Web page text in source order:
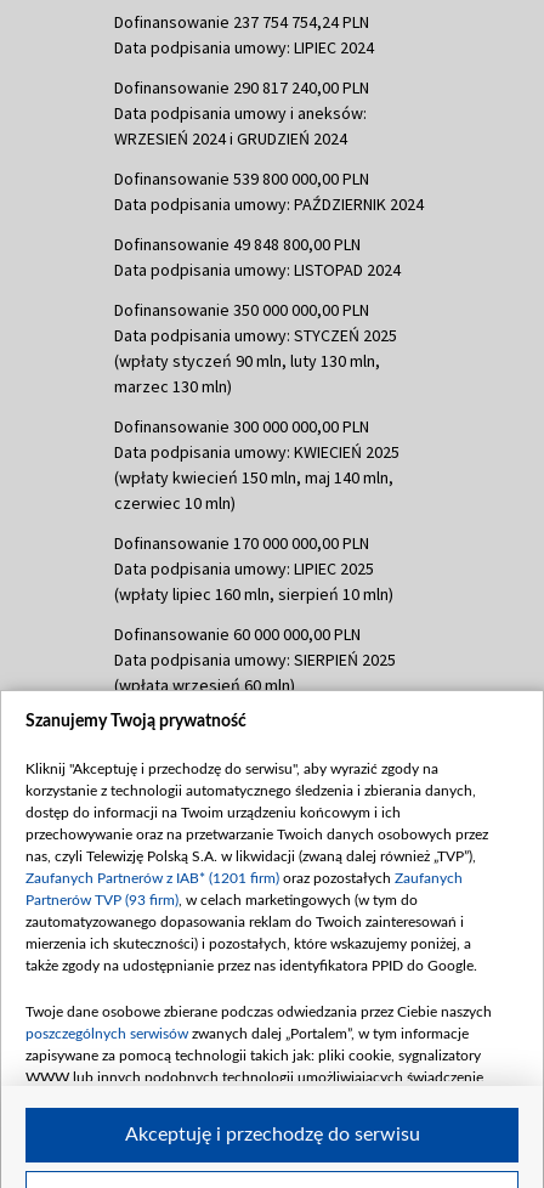
Dofinansowanie 237 754 754,24 PLN
Data podpisania umowy: LIPIEC 2024
Dofinansowanie 290 817 240,00 PLN
Data podpisania umowy i aneksów:
WRZESIEŃ 2024 i GRUDZIEŃ 2024
Dofinansowanie 539 800 000,00 PLN
Data podpisania umowy: PAŹDZIERNIK 2024
Dofinansowanie 49 848 800,00 PLN
Data podpisania umowy: LISTOPAD 2024
Dofinansowanie 350 000 000,00 PLN
Data podpisania umowy: STYCZEŃ 2025
(wpłaty styczeń 90 mln, luty 130 mln,
marzec 130 mln)
Dofinansowanie 300 000 000,00 PLN
Data podpisania umowy: KWIECIEŃ 2025
(wpłaty kwiecień 150 mln, maj 140 mln,
czerwiec 10 mln)
Dofinansowanie 170 000 000,00 PLN
Data podpisania umowy: LIPIEC 2025
(wpłaty lipiec 160 mln, sierpień 10 mln)
Dofinansowanie 60 000 000,00 PLN
Data podpisania umowy: SIERPIEŃ 2025
(wpłata wrzesień 60 mln)
Dofinansowanie 635 783 051,21 PLN
(wpłata wrzesień 100 mln, październik 350
mln, listopad 265 mln)
Dofinansowanie 48 862 000,00 PLN
Data podpisania umowy: GRUDZIEŃ 2025
(wpłata grudzień 60,548 mln)
Dofinansowanie 900 000 000,00 PLN
Data podpisania umowy: LUTY 2026 (wpłata
kwiecień 180 mln, 7 maja 180 mln, 8
czerwca 90 mln)
Dofinansowanie 250 000 000,00 PLN
4 sierpnia 250 mln
Szanujemy Twoją prywatność
Kliknij "Akceptuję i przechodzę do serwisu", aby wyrazić zgody na
korzystanie z technologii automatycznego śledzenia i zbierania danych,
dostęp do informacji na Twoim urządzeniu końcowym i ich
przechowywanie oraz na przetwarzanie Twoich danych osobowych przez
nas, czyli Telewizję Polską S.A. w likwidacji (zwaną dalej również „TVP”),
Zaufanych Partnerów z IAB* (1201 firm) oraz pozostałych Zaufanych
Partnerów TVP (93 firm) , w celach marketingowych (w tym do
zautomatyzowanego dopasowania reklam do Twoich zainteresowań i
mierzenia ich skuteczności) i pozostałych, które wskazujemy poniżej, a
także zgody na udostępnianie przez nas identyfikatora PPID do Google.
Twoje dane osobowe zbierane podczas odwiedzania przez Ciebie naszych
poszczególnych serwisów zwanych dalej „Portalem”, w tym informacje
zapisywane za pomocą technologii takich jak: pliki cookie, sygnalizatory
WWW lub innych podobnych technologii umożliwiających świadczenie
Akceptuję i przechodzę do serwisu